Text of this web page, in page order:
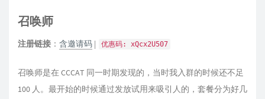
召唤师
注册链接 ： 含邀请码 | 优惠码: xQcx2U507
召唤师是在 CCCAT 同一时期发现的，当时我入群的时候还不足
100 人。最开始的时候通过发放试用来吸引人的，套餐分为好几